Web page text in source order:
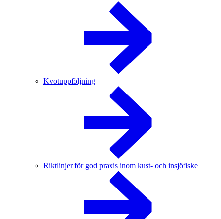
Kvotuppföljning
Riktlinjer för god praxis inom kust- och insjöfiske